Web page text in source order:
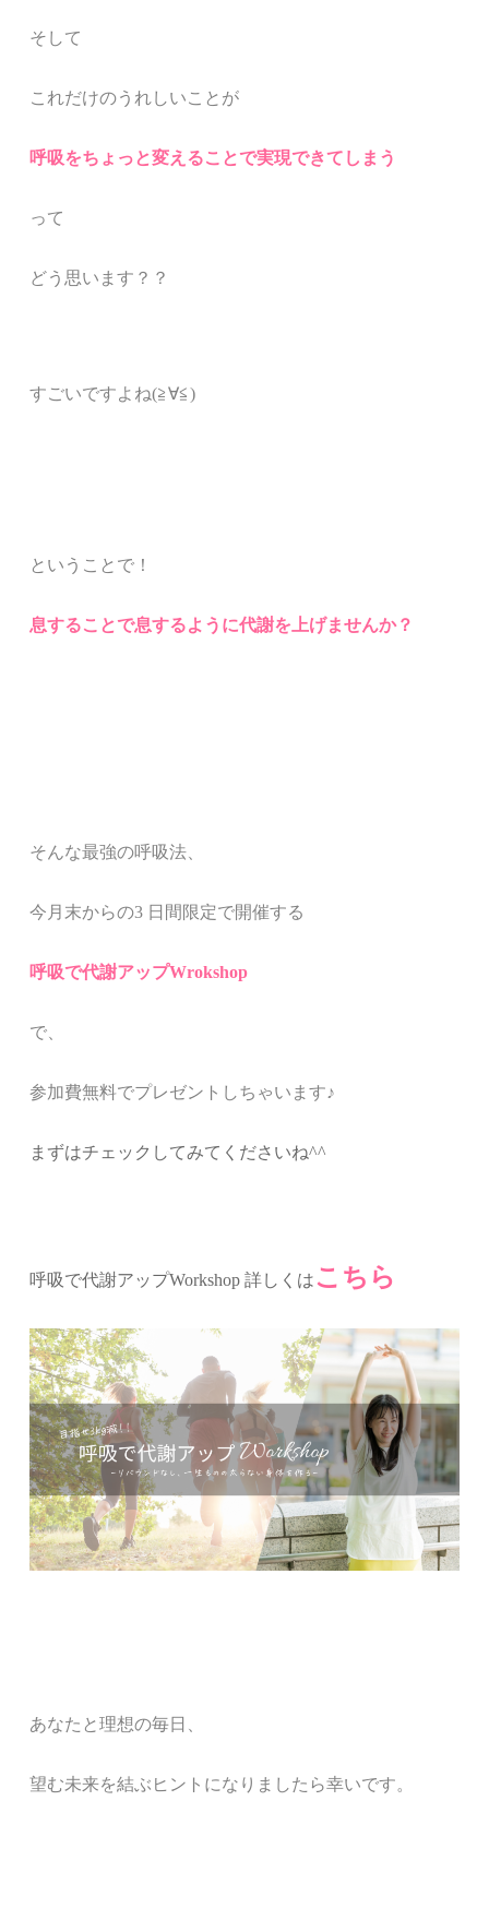
そして
これだけのうれしいことが
呼吸をちょっと変えることで実現できてしまう
って
どう思います？？
すごいですよね(≧∀≦)
ということで！
息することで息するように代謝を上げませんか？
そんな最強の呼吸法、
今月末からの3 日間限定で開催する
呼吸で代謝アップWrokshop
で、
参加費無料でプレゼントしちゃいます♪
まずはチェックしてみてくださいね^^
呼吸で代謝アップWorkshop 詳しくは こちら
あなたと理想の毎日、
望む未来を結ぶ ヒント になりましたら幸いです。